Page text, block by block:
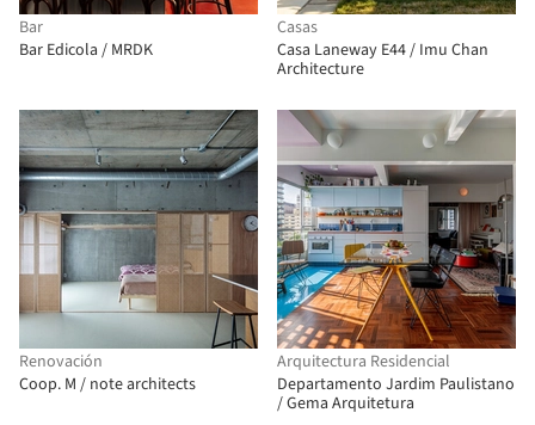
Bar
Bar Edicola / MRDK
Casas
Casa Laneway E44 / Imu Chan
Architecture
Renovación
Coop. M / note architects
Arquitectura Residencial
Departamento Jardim Paulistano
/ Gema Arquitetura